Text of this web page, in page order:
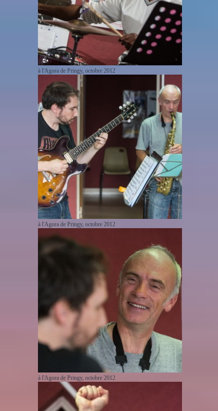
à l'Agora de Pringy, octobre 2012
à l'Agora de Pringy, octobre 2012
à l'Agora de Pringy, octobre 2012